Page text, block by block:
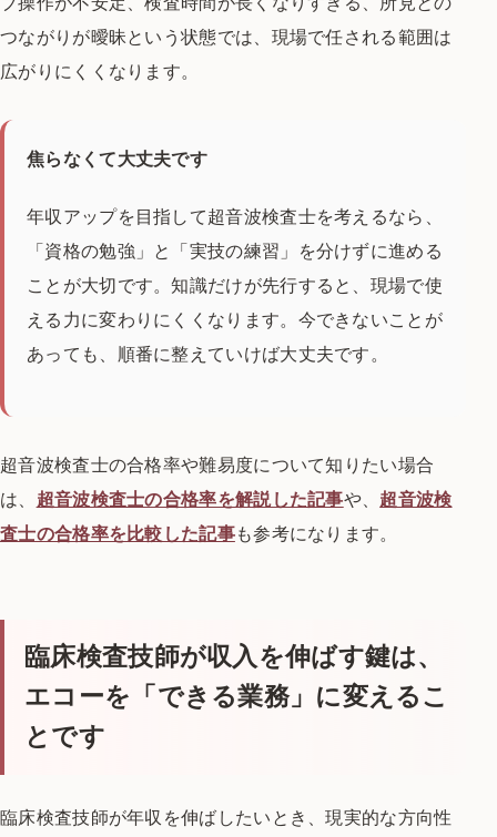
つながりが曖昧という状態では、現場で任される範囲は
広がりにくくなります。
焦らなくて大丈夫です
年収アップを目指して超音波検査士を考えるなら、
「資格の勉強」と「実技の練習」を分けずに進める
ことが大切です。知識だけが先行すると、現場で使
える力に変わりにくくなります。今できないことが
あっても、順番に整えていけば大丈夫です。
超音波検査士の合格率や難易度について知りたい場合
は、 超音波検査士の合格率を解説した記事や、 超音波検
査士の合格率を比較した記事も参考になります。
臨床検査技師が収入を伸ばす鍵は、
エコーを「できる業務」に変えるこ
とです
臨床検査技師が年収を伸ばしたいとき、現実的な方向性